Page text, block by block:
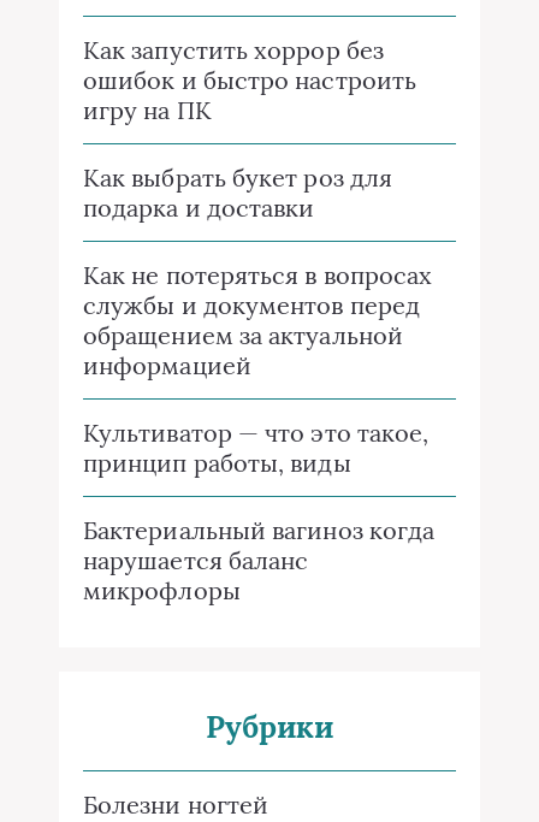
Как запустить хоррор без
ошибок и быстро настроить
игру на ПК
Как выбрать букет роз для
подарка и доставки
Как не потеряться в вопросах
службы и документов перед
обращением за актуальной
информацией
Культиватор — что это такое,
принцип работы, виды
Бактериальный вагиноз когда
нарушается баланс
микрофлоры
Рубрики
Болезни ногтей